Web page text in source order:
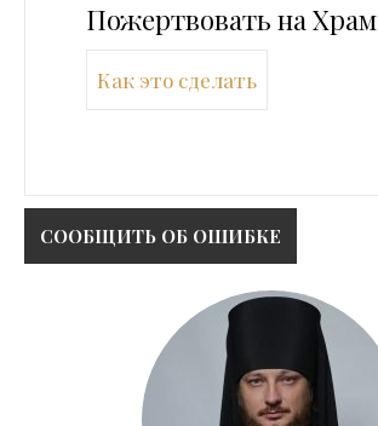
Пожертвовать на Храм
Как это сделать